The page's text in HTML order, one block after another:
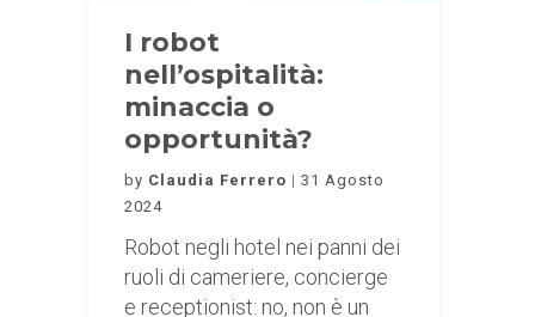
I robot
nell’ospitalità:
minaccia o
opportunità?
by Claudia Ferrero
31 Agosto
2024
Robot negli hotel nei panni dei
ruoli di cameriere, concierge
e receptionist: no, non è un